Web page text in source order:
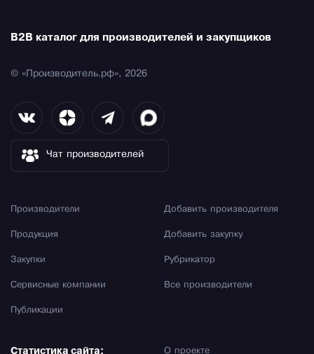
B2B каталог для производителей и закупщиков
© «Производитель.рф», 2026
Чат производителей
Производители
Продукция
Закупки
Сервисные компании
Публикации
Добавить производителя
Добавить закупку
Рубрикатор
Все производители
О проекте
Статистика сайта: